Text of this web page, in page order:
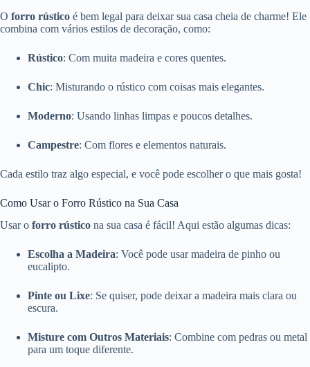
O forro rústico é bem legal para deixar sua casa cheia de charme! Ele
combina com vários estilos de decoração, como:
Rústico: Com muita madeira e cores quentes.
Chic: Misturando o rústico com coisas mais elegantes.
Moderno: Usando linhas limpas e poucos detalhes.
Campestre: Com flores e elementos naturais.
Cada estilo traz algo especial, e você pode escolher o que mais gosta!
Como Usar o Forro Rústico na Sua Casa
Usar o forro rústico na sua casa é fácil! Aqui estão algumas dicas:
Escolha a Madeira: Você pode usar madeira de pinho ou
eucalipto.
Pinte ou Lixe: Se quiser, pode deixar a madeira mais clara ou
escura.
Misture com Outros Materiais: Combine com pedras ou metal
para um toque diferente.